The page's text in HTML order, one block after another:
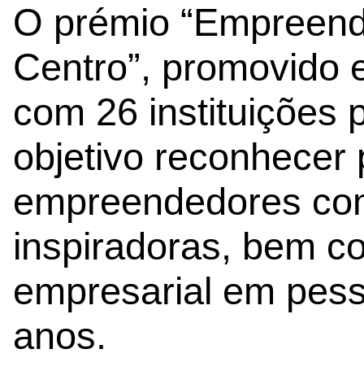
O prémio
Centro”, promovido
com 26 instituições
objetivo reconhecer
empreendedores
inspiradoras, bem
empresarial em
anos.